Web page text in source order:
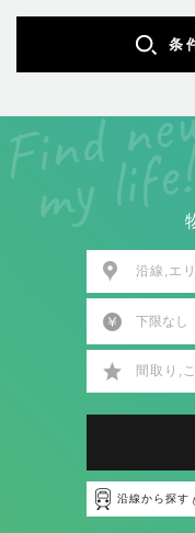
条
沿線,エ
間取り,
沿線から探す